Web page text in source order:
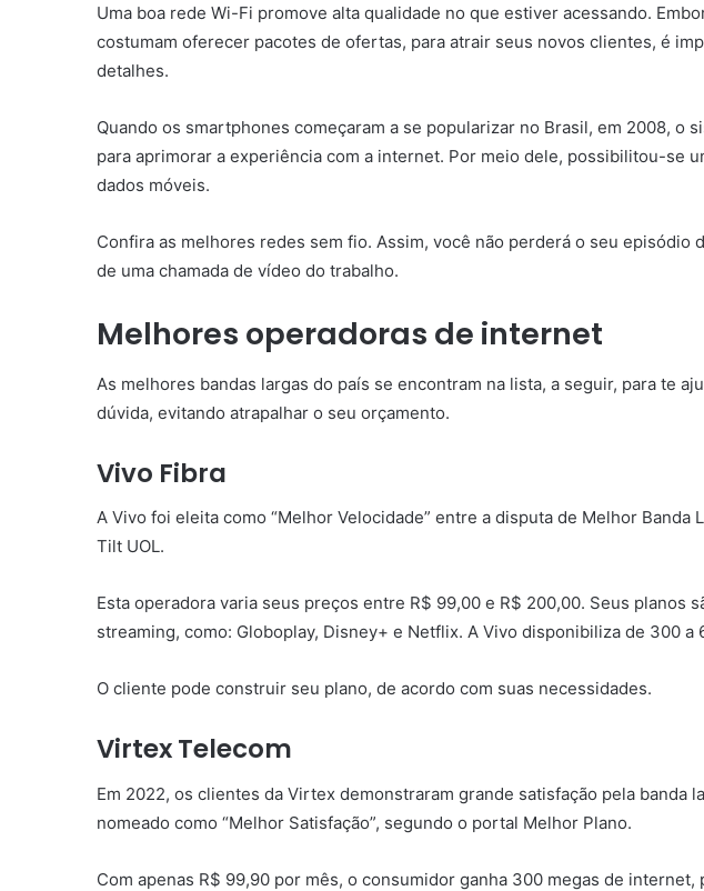
Uma boa rede Wi-Fi promove alta qualidade no que estiver acessando.
costumam oferecer pacotes de ofertas, para atrair seus novos clientes, é
detalhes.
Quando os smartphones começaram a se popularizar no Brasil, em 2008, o
para aprimorar a experiência com a internet. Por meio dele, possibilitou-se
dados móveis.
Confira as melhores redes sem fio. Assim, você não perderá o seu episódio
de uma chamada de vídeo do trabalho.
Melhores operadoras de internet
As melhores bandas largas do país se encontram na lista, a seguir, para te
dúvida, evitando atrapalhar o seu orçamento.
Vivo Fibra
A Vivo foi eleita como “Melhor Velocidade” entre a disputa de Melhor Banda
Tilt UOL.
Esta operadora varia seus preços entre R$ 99,00 e R$ 200,00. Seus planos
streaming, como: Globoplay, Disney+ e Netflix. A Vivo disponibiliza de 300 a
O cliente pode construir seu plano, de acordo com suas necessidades.
Virtex Telecom
Em 2022, os clientes da Virtex demonstraram grande satisfação pela banda
nomeado como “Melhor Satisfação”, segundo o portal Melhor Plano.
Com apenas R$ 99,90 por mês, o consumidor ganha 300 megas de internet,